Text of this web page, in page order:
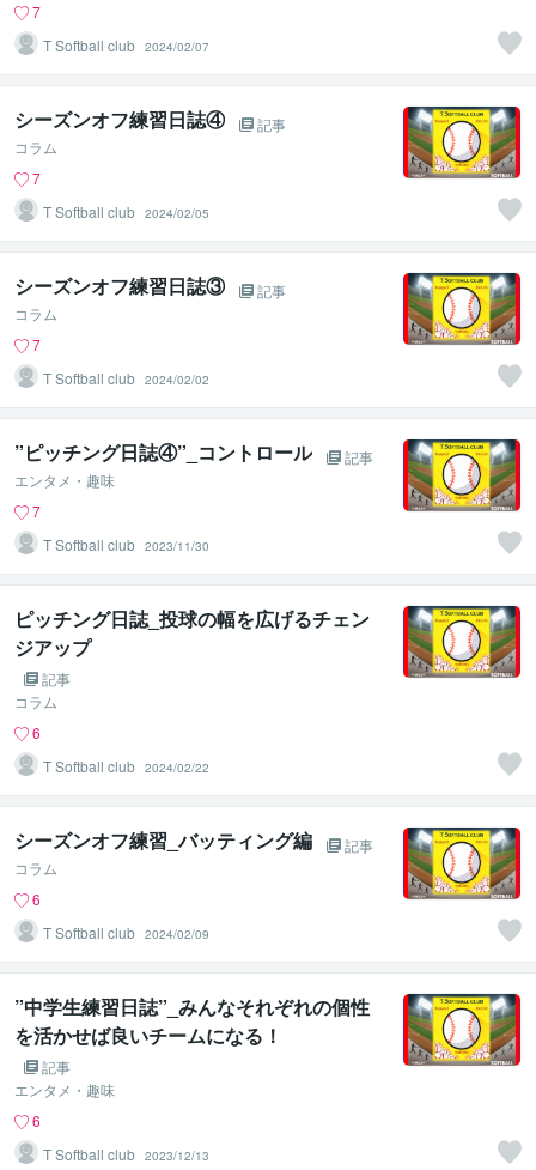
7
T Softball club 2024/02/07
シーズンオフ練習日誌④
記事
コラム
7
T Softball club 2024/02/05
シーズンオフ練習日誌③
記事
コラム
7
T Softball club 2024/02/02
”ピッチング日誌④”_コントロール
記事
エンタメ・趣味
7
T Softball club 2023/11/30
ピッチング日誌_投球の幅を広げるチェン
ジアップ
記事
コラム
6
T Softball club 2024/02/22
シーズンオフ練習_バッティング編
記事
コラム
6
T Softball club 2024/02/09
”中学生練習日誌”_みんなそれぞれの個性
を活かせば良いチームになる！
記事
エンタメ・趣味
6
T Softball club 2023/12/13